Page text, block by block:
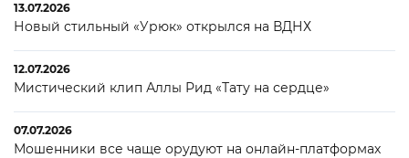
13.07.2026
Новый стильный «Урюк» открылся на ВДНХ
12.07.2026
Мистический клип Аллы Рид «Тату на сердце»
07.07.2026
Мошенники все чаще орудуют на онлайн-платформах